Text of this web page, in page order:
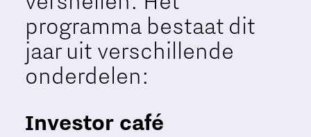
programma bestaat dit
jaar uit verschillende
onderdelen:
Investor café